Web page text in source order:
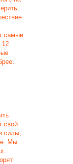
свой
силы,
Мы
самые
12